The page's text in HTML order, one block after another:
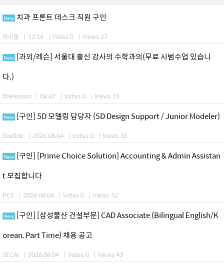
New 치과 프론트 데스크 직원 구인
아이맘 | 12:16 | Votes 0 | Views 27
New [과외/레슨] 서울대 출신 강사의 수학과외(무료 시범수업 있습니
다.)
finelesson | 06:47 | Votes 0 | Views 19
New [구인] 5D 모델링 담당자 (5D Design Support / Junior Modeler)
finefine | 2026.08.04 | Votes 0 | Views 35
New [구인] [Prime Choice Solution] Accounting & Admin Assistan
t 모집합니다
PCS | 2026.08.04 | Votes 0 | Views 52
New [구인] [삼성물산 건설부문] CAD Associate (Bilingual English/K
orean, Part Time) 채용 공고
SECAI | 2026.08.04 | Votes 0 | Views 43